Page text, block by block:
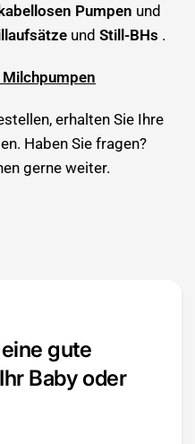
kabellosen Pumpen und
undStill-BHs .
Milchpumpen
erhalten Sie Ihre
Haben Sie fragen?
gerne weiter.
gute
Baby oder